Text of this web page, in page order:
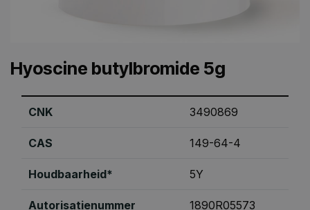
Hyoscine butylbromide 5g
CNK 3490869
CAS 149-64-4
Houdbaarheid* 5Y
Autorisatienummer 1890R05573